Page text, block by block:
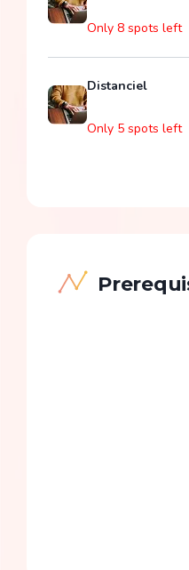
Only 8 spots left
Distanciel
Only 5 spots left